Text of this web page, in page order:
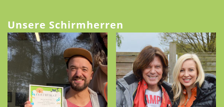
Unsere Schirmherren